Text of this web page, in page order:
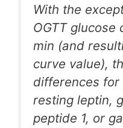
With the
OGTT
min (and
curve value),
differences for
resting leptin,
peptide 1, or